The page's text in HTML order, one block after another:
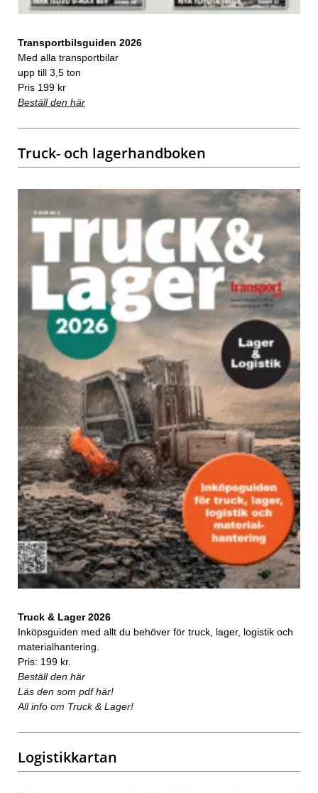
Transportbilsguiden 2026
Med alla transportbilar
upp till 3,5 ton
Pris 199 kr
Beställ den här
Truck- och lagerhandboken
Truck & Lager 2026
Inköpsguiden med allt du behöver för truck, lager, logistik och
materialhantering.
Pris: 199 kr.
Beställ den här
Läs den som pdf här!
All info om Truck & Lager!
Logistikkartan